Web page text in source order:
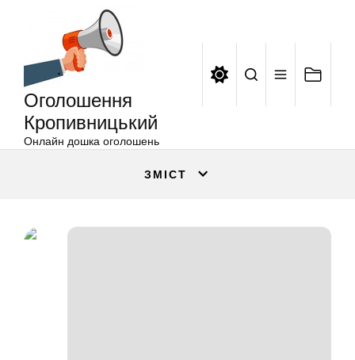
Оголошення
Кропивницький
Онлайн дошка оголошень
ЗМІСТ